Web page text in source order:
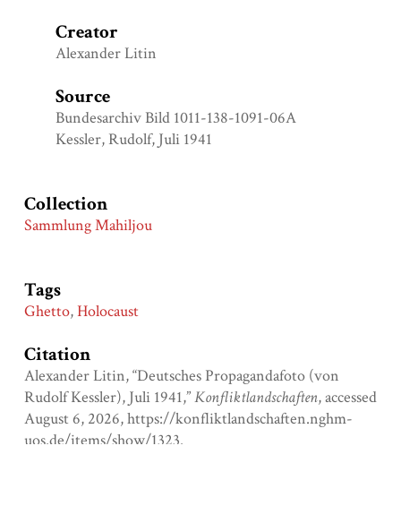
Creator
Alexander Litin
Source
Bundesarchiv Bild 1011-138-1091-06A
Kessler, Rudolf, Juli 1941
Collection
Sammlung Mahiljou
Tags
Ghetto,Holocaust
Citation
Alexander Litin, “Deutsches Propagandafoto (von
Rudolf Kessler), Juli 1941,”Konfliktlandschaften, accessed
August 6, 2026,https://konfliktlandschaften.nghm-
uos.de/items/show/1323.